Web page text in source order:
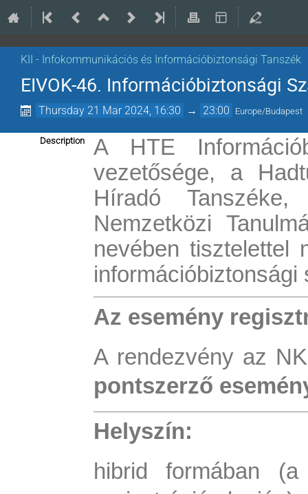
KII - Infokommunikációs és Információbiztonsági Tanszék
EIVOK-46. Információbiztonsági
Thursday 21 Mar 2024, 16:30 → 23:00 Europe/Budapest
Description
A HTE
vezetősége, a
Híradó
Nemzetközi
nevében tisztelettel
információbiztonsági
Az esemény
A rendezvény az
pontszerző
Helyszín:
hibrid formában